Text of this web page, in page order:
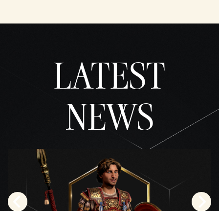
LATEST
NEWS